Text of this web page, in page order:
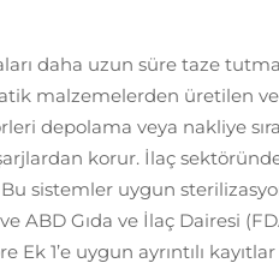
daha uzun süre taze
malzemelerden üretilen
depolama veya nakliye
korur. İlaç
sistemler uygun
ABD Gıda ve İlaç Dairesi
Ek 1’e uygun ayrıntılı